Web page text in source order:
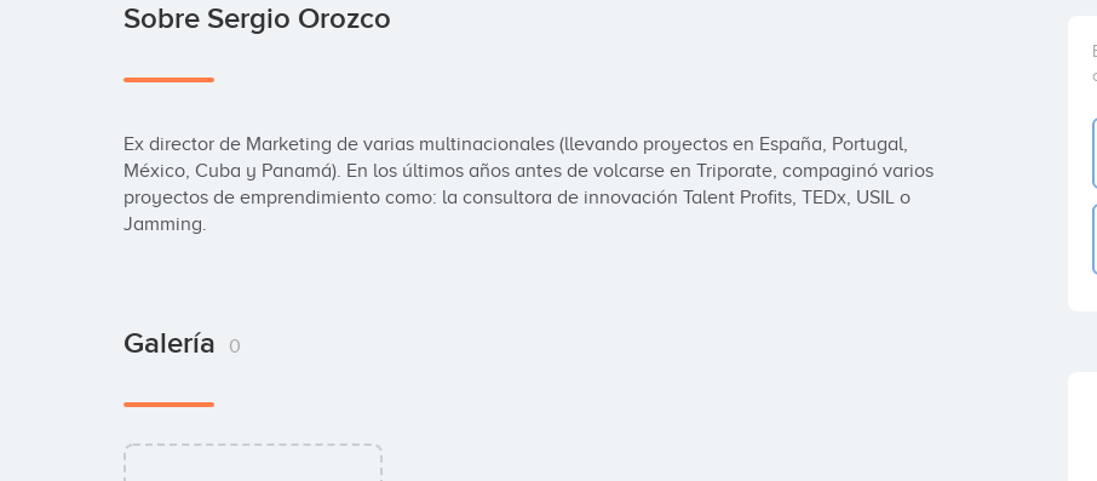
Sobre Sergio Orozco
Ex director de Marketing de varias multinacionales (llevando proyectos en España, Portugal,
México, Cuba y Panamá). En los últimos años antes de volcarse en Triporate, compaginó varios
proyectos de emprendimiento como: la consultora de innovación Talent Profits, TEDx, USIL o
Jamming.
Galería 0